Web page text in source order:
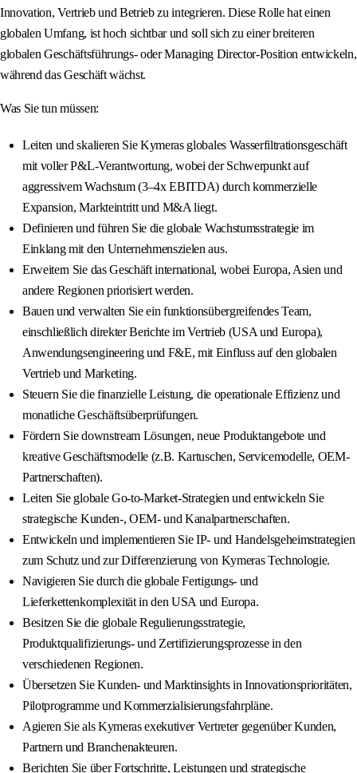
Innovation, Vertrieb und Betrieb zu integrieren. Diese Rolle hat einen
globalen Umfang, ist hoch sichtbar und soll sich zu einer breiteren
globalen Geschäftsführungs- oder Managing Director-Position entwickeln,
während das Geschäft wächst.
Was Sie tun müssen:
Leiten und skalieren Sie Kymeras globales Wasserfiltrationsgeschäft
mit voller P&L-Verantwortung, wobei der Schwerpunkt auf
aggressivem Wachstum (3–4x EBITDA) durch kommerzielle
Expansion, Markteintritt und M&A liegt.
Definieren und führen Sie die globale Wachstumsstrategie im
Einklang mit den Unternehmenszielen aus.
Erweitern Sie das Geschäft international, wobei Europa, Asien und
andere Regionen priorisiert werden.
Bauen und verwalten Sie ein funktionsübergreifendes Team,
einschließlich direkter Berichte im Vertrieb (USA und Europa),
Anwendungsengineering und F&E, mit Einfluss auf den globalen
Vertrieb und Marketing.
Steuern Sie die finanzielle Leistung, die operationale Effizienz und
monatliche Geschäftsüberprüfungen.
Fördern Sie downstream Lösungen, neue Produktangebote und
kreative Geschäftsmodelle (z.B. Kartuschen, Servicemodelle, OEM-
Partnerschaften).
Leiten Sie globale Go-to-Market-Strategien und entwickeln Sie
strategische Kunden-, OEM- und Kanalpartnerschaften.
Entwickeln und implementieren Sie IP- und Handelsgeheimstrategien
zum Schutz und zur Differenzierung von Kymeras Technologie.
Navigieren Sie durch die globale Fertigungs- und
Lieferkettenkomplexität in den USA und Europa.
Besitzen Sie die globale Regulierungsstrategie,
Produktqualifizierungs- und Zertifizierungsprozesse in den
verschiedenen Regionen.
Übersetzen Sie Kunden- und Marktinsights in Innovationsprioritäten,
Pilotprogramme und Kommerzialisierungsfahrpläne.
Agieren Sie als Kymeras exekutiver Vertreter gegenüber Kunden,
Partnern und Branchenakteuren.
Berichten Sie über Fortschritte, Leistungen und strategische